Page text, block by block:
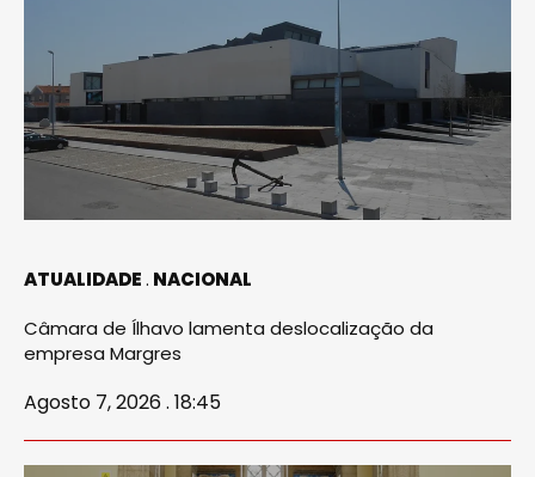
ATUALIDADE NACIONAL
Câmara de Ílhavo lamenta deslocalização da
empresa Margres
Agosto 7, 2026 . 18:45